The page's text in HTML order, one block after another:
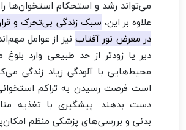
می‌تواند رشد و استحکام استخوان‌ها
علاوه بر این، سبک زندگی بی‌تحرک و
در معرض نور آفتاب نیز از عوامل
دیر یا زودتر از حد طبیعی وارد
محیط‌هایی با آلودگی زیاد زندگی
است فرصت رسیدن به تراکم
دست بدهند. پیشگیری با تغذیه
بدنی و بررسی‌های پزشکی منظم